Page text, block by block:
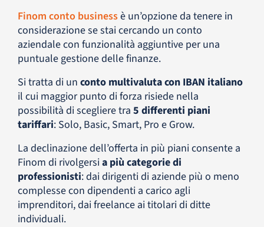
Finom conto businessè un’opzione da tenere in
considerazione se stai cercando un conto
aziendale con funzionalità aggiuntive per una
puntuale gestione delle finanze.
Si tratta di un conto multivaluta con IBAN italiano
il cui maggior punto di forza risiede nella
possibilità di scegliere tra 5 differenti piani
tariffari: Solo, Basic, Smart, Pro e Grow.
La declinazione dell’offerta in più piani consente a
Finom di rivolgersia più categorie di
professionisti: dai dirigenti di aziende più o meno
complesse con dipendenti a carico agli
imprenditori, dai freelance ai titolari di ditte
individuali.